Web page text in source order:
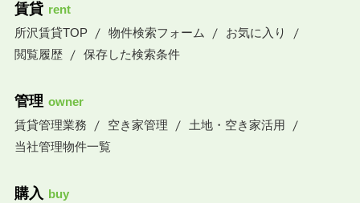
賃貸 rent
所沢賃貸TOP
物件検索フォーム
お気に入り
閲覧履歴
保存した検索条件
管理 owner
賃貸管理業務
空き家管理
土地・空き家活用
当社管理物件一覧
購入 buy